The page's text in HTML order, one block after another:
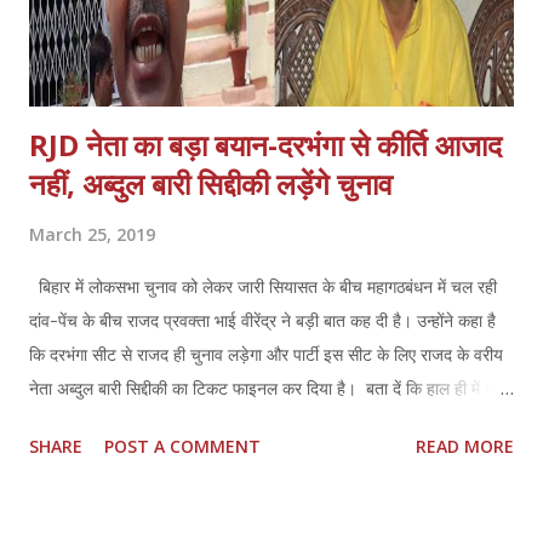
RJD नेता का बड़ा बयान-दरभंगा से कीर्ति आजाद
नहीं, अब्दुल बारी सिद्दीकी लड़ेंगे चुनाव
March 25, 2019
बिहार में लोकसभा चुनाव को लेकर जारी सियासत के बीच महागठबंधन में चल रही
दांव-पेंच के बीच राजद प्रवक्ता भाई वीरेंद्र ने बड़ी बात कह दी है। उन्होंने कहा है
कि दरभंगा सीट से राजद ही चुनाव लड़ेगा और पार्टी इस सीट के लिए राजद के वरीय
नेता अब्दुल बारी सिद्दीकी का टिकट फाइनल कर दिया है। बता दें कि हाल ही में कीर्ति
चर्चा है कि कांग्रेस के टिकट से वही चुनाव लड़ेंगे। अब बड़ी बात सामने आ रही है कि
SHARE POST A COMMENT READ MORE